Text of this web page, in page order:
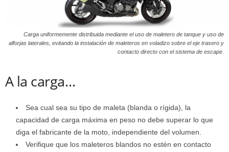
Carga uniformemente distribuida mediante el uso de maletero de tanque y uso de
alforjas laterales, evitando la instalación de maleteros en voladizo sobre el eje trasero y
contacto directo con el sistema de escape.
A la carga…
Sea cual sea su tipo de maleta (blanda o rígida), la
capacidad de carga máxima en peso no debe superar lo que
diga el fabricante de la moto, independiente del volumen.
Verifique que los maleteros blandos no estén en contacto